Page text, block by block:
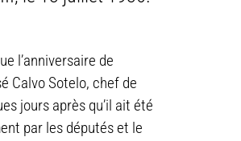
l’anniversaire de
Calvo Sotelo, chef de
jours après qu’il ait été
par les députés et le